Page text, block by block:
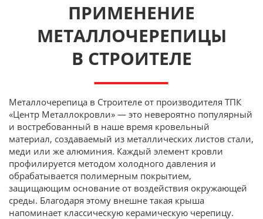
ПРИМЕНЕНИЕ
МЕТАЛЛОЧЕРЕПИЦЫ
В СТРОИТЕЛЕ
Металлочерепица в Строителе от производителя ТПК
«Центр Металлокровли» — это невероятно популярный
и востребованный в наше время кровельный
материал, создаваемый из металлических листов стали,
меди или же алюминия. Каждый элемент кровли
профилируется методом холодного давления и
обрабатывается полимерным покрытием,
защищающим основание от воздействия окружающей
среды. Благодаря этому внешне такая крыша
напоминает классическую керамическую черепицу.